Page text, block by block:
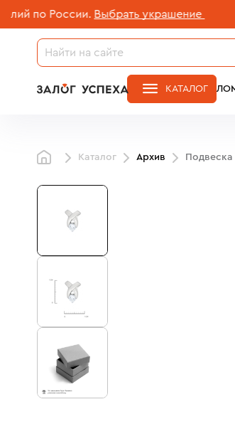
по России. Выбрать украшение
КАТАЛОГ
Каталог Архив